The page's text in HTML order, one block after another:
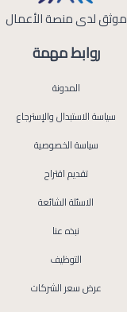
روابط مهمة
المدونة
سياسة الاستبدال والإسترجاع
سياسة الخصوصية
تقديم اقتراح
الاسئلة الشائعة
نبذه عنا
التوظيف
عرض سعر الشركات
موثق لدى منصة الأعمال